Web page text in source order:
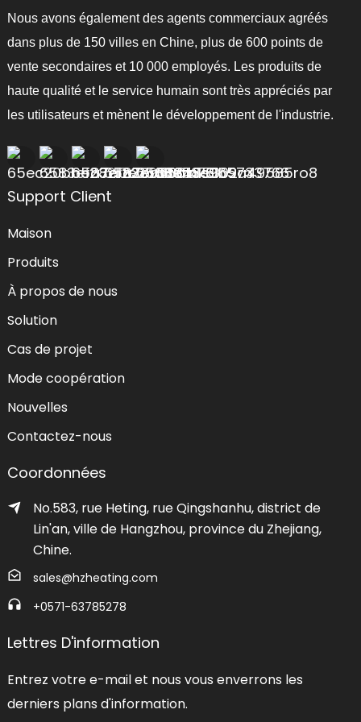
Nous avons également des agents commerciaux agréés
dans plus de 150 villes en Chine, plus de 600 points de
vente secondaires et 10 000 employés. Les produits de
haute qualité et le service humain sont très appréciés par
les utilisateurs et mènent le développement de l'industrie.
Support Client
Maison
Produits
À propos de nous
Solution
Cas de projet
Mode coopération
Nouvelles
Contactez-nous
Coordonnées
No.583, rue Heting, rue Qingshanhu, district de
Lin'an, ville de Hangzhou, province du Zhejiang,
Chine.
sales@hzheating.com
+0571-63785278
Lettres D'information
Entrez votre e-mail et nous vous enverrons les
derniers plans d'information.